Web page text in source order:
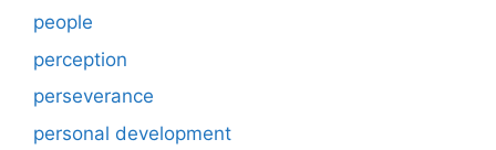
people
perception
perseverance
personal development